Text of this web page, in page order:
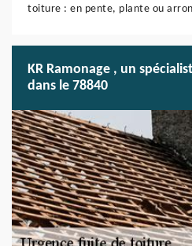
toiture : en pente, plante ou
KR Ramonage , un
dans le 78840